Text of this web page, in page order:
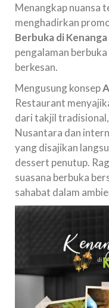
Menangkap nuansa
menghadirkan
Berbuka di
pengalaman
berkesan.
Mengusung konsep
Restaurant
dari takjil
Nusantara dan
yang disajikan
dessert penutup.
suasana berbuka
sahabat dalam